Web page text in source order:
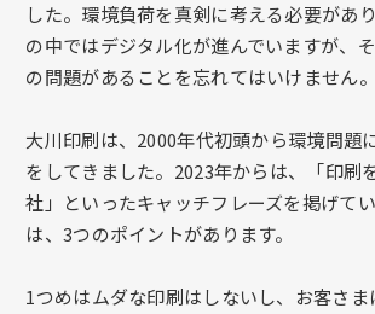
した。環境負荷を真剣に考える必要があ
の中ではデジタル化が進んでいますが、
の問題があることを忘れてはいけません。
大川印刷は、2000年代初頭から環境問題
をしてきました。2023年からは、「印刷
社」といったキャッチフレーズを掲げて
は、3つのポイントがあります。
1つめはムダな印刷はしないし、お客さま